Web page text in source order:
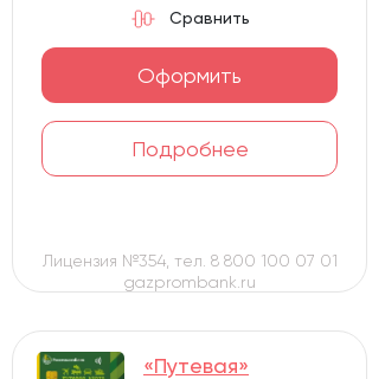
Оформить
Подробнее
Сравнить
Лицензия №354, тел. 8 800 100 07 01
gazprombank.ru
«Путевая»